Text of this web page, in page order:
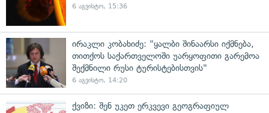
6 აგვისტო, 15:36
ირაკლი კობახიძე: "ყალბი შინაარსი იქმნება,
თითქოს საქართველოში უარყოფითი გარემოა
შექმნილი რუსი ტურისტებისთვის"
6 აგვისტო, 14:20
ქვიზი: შენ უკეთ ერკვევი გეოგრაფიულ